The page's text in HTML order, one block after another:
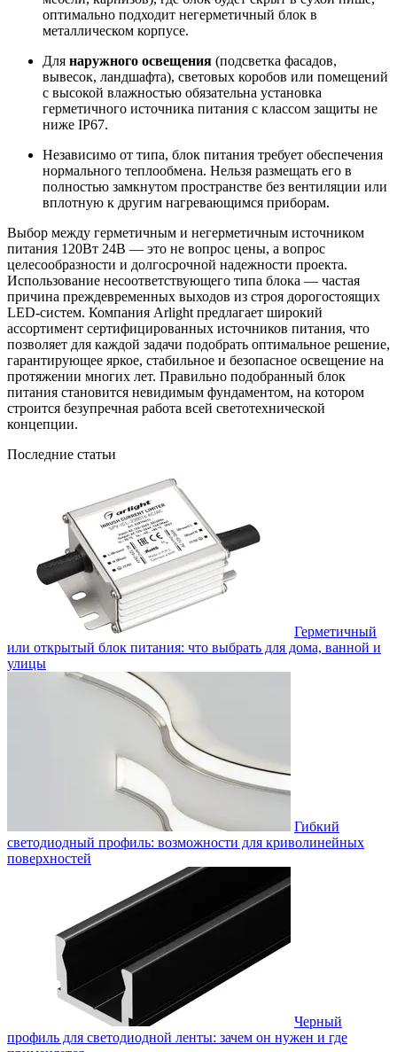
оптимально подходит негерметичный блок в
металлическом корпусе.
Для наружного освещения (подсветка фасадов,
вывесок, ландшафта), световых коробов или помещений
с высокой влажностью обязательна установка
герметичного источника питания с классом защиты не
ниже IP67.
Независимо от типа, блок питания требует обеспечения
нормального теплообмена. Нельзя размещать его в
полностью замкнутом пространстве без вентиляции или
вплотную к другим нагревающимся приборам.
Выбор между герметичным и негерметичным источником
питания 120Вт 24В — это не вопрос цены, а вопрос
целесообразности и долгосрочной надежности проекта.
Использование несоответствующего типа блока — частая
причина преждевременных выходов из строя дорогостоящих
LED-систем. Компания Arlight предлагает широкий
ассортимент сертифицированных источников питания, что
позволяет для каждой задачи подобрать оптимальное решение,
гарантирующее яркое, стабильное и безопасное освещение на
протяжении многих лет. Правильно подобранный блок
питания становится невидимым фундаментом, на котором
строится безупречная работа всей светотехнической
концепции.
Последние статьи
Герметичный
или открытый блок питания: что выбрать для дома, ванной и
улицы
Гибкий
светодиодный профиль: возможности для криволинейных
поверхностей
Черный
профиль для светодиодной ленты: зачем он нужен и где